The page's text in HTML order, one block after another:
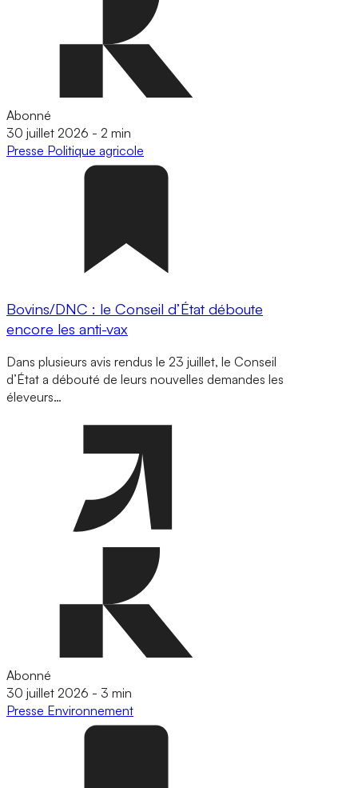
Abonné
30 juillet 2026 - 2 min
Presse Politique agricole
Bovins/DNC : le Conseil d’État déboute
encore les anti-vax
Dans plusieurs avis rendus le 23 juillet, le Conseil
d’État a débouté de leurs nouvelles demandes les
éleveurs…
Abonné
30 juillet 2026 - 3 min
Presse Environnement